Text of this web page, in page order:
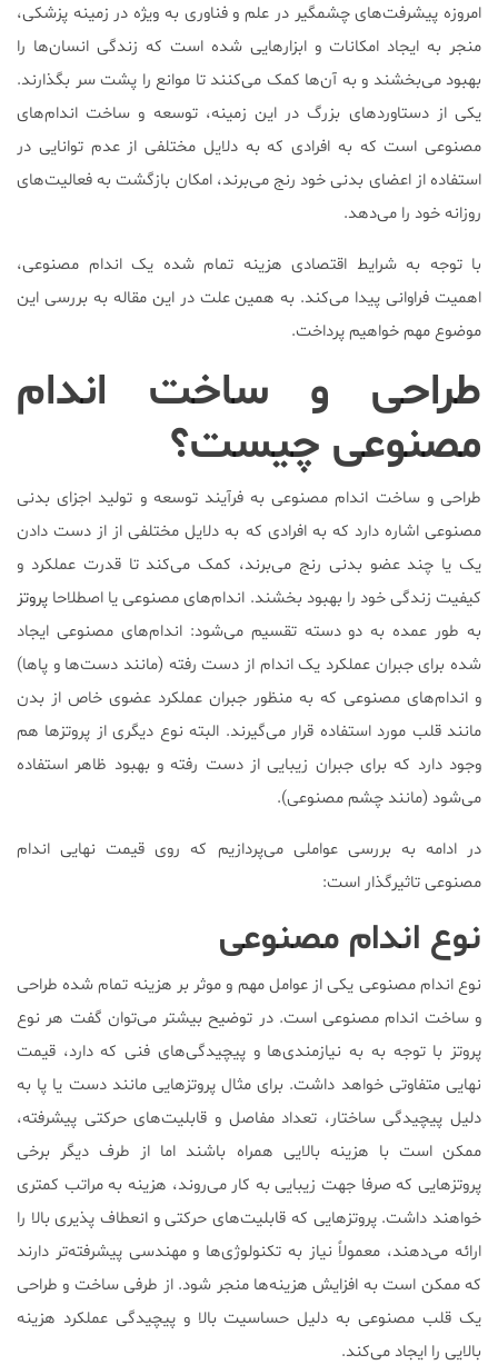
امروزه پیشرفت‌های چشمگیر در علم و فناوری به ویژه در زمینه پزشکی،
منجر به ایجاد امکانات و ابزارهایی شده است که زندگی انسان‌ها را
بهبود می‌بخشند و به آن‌ها کمک می‌کنند تا موانع را پشت سر بگذارند.
یکی از دستاوردهای بزرگ در این زمینه، توسعه و ساخت اندام‌های
مصنوعی است که به افرادی که به دلایل مختلفی از عدم توانایی در
استفاده از اعضای بدنی خود رنج می‌برند، امکان بازگشت به فعالیت‌های
روزانه خود را می‌دهد.
با توجه به شرایط اقتصادی هزینه تمام شده یک اندام مصنوعی،
اهمیت فراوانی پیدا می‌کند. به همین علت در این مقاله به بررسی این
موضوع مهم خواهیم پرداخت.
طراحی و ساخت اندام
مصنوعی چیست؟
طراحی و ساخت اندام مصنوعی به فرآیند توسعه و تولید اجزای بدنی
مصنوعی اشاره دارد که به افرادی که به دلایل مختلفی از از دست دادن
یک یا چند عضو بدنی رنج می‌برند، کمک می‌کند تا قدرت عملکرد و
کیفیت زندگی خود را بهبود بخشند. اندام‌های مصنوعی یا اصطلاحا پروتز
به طور عمده به دو دسته تقسیم می‌شود: اندام‌های مصنوعی ایجاد
شده برای جبران عملکرد یک اندام از دست رفته (مانند دست‌ها و پاها)
و اندام‌های مصنوعی که به منظور جبران عملکرد عضوی خاص از بدن
مانند قلب مورد استفاده قرار می‌گیرند. البته نوع دیگری از پروتزها هم
وجود دارد که برای جبران زیبایی از دست رفته و بهبود ظاهر استفاده
می‌شود (مانند چشم مصنوعی).
در ادامه به بررسی عواملی می‌پردازیم که روی قیمت نهایی اندام
مصنوعی تاثیرگذار است:
نوع اندام مصنوعی
نوع اندام مصنوعی یکی از عوامل مهم و موثر بر هزینه تمام شده طراحی
و ساخت اندام مصنوعی است. در توضیح بیشتر می‌توان گفت هر نوع
پروتز با توجه به به نیازمندی‌ها و پیچیدگی‌های فنی که دارد، قیمت
نهایی متفاوتی خواهد داشت. برای مثال پروتزهایی مانند دست‌ یا پا به
دلیل پیچیدگی ساختار، تعداد مفاصل و قابلیت‌های حرکتی پیشرفته،
ممکن است با هزینه بالایی همراه باشند اما از طرف دیگر برخی
پروتزهایی که صرفا جهت زیبایی به کار می‌روند، هزینه به مراتب کمتری
خواهند داشت. پروتزهایی که قابلیت‌های حرکتی و انعطاف پذیری بالا را
ارائه می‌دهند، معمولاً نیاز به تکنولوژی‌ها و مهندسی پیشرفته‌تر دارند
که ممکن است به افزایش هزینه‌ها منجر شود. از طرفی ساخت و طراحی
یک قلب مصنوعی به دلیل حساسیت بالا و پیچیدگی عملکرد هزینه
بالایی را ایجاد می‌کند.